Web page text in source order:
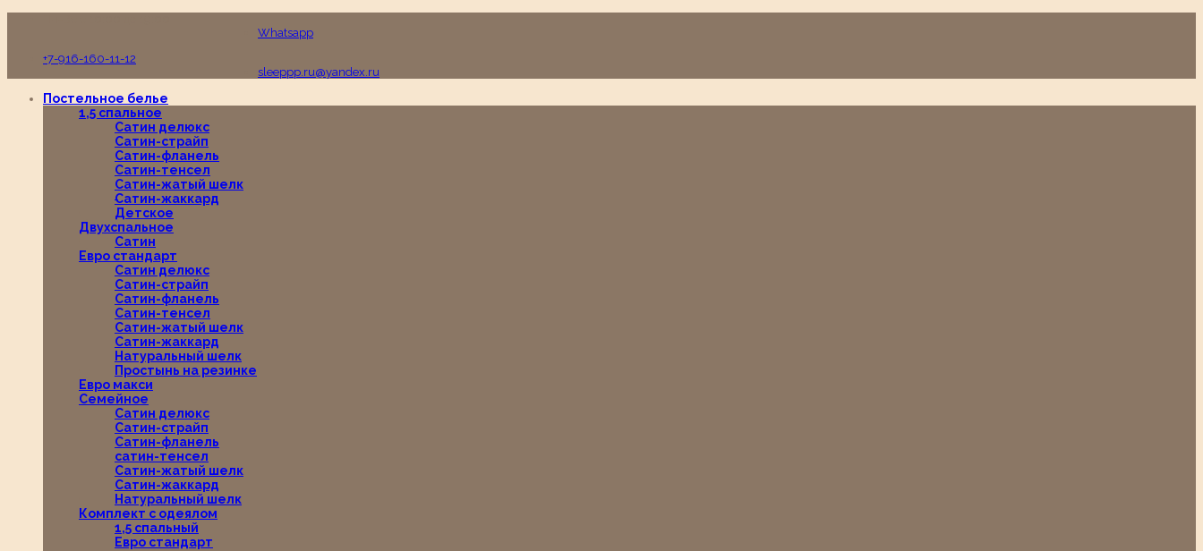
Whatsapp
+7-916-160-11-12
sleeppp.ru@yandex.ru
Постельное белье
1,5 спальное
Сатин делюкс
Сатин-страйп
Сатин-фланель
Сатин-тенсел
Сатин-жатый шелк
Сатин-жаккард
Детское
Двухспальное
Сатин
Евро стандарт
Сатин делюкс
Сатин-страйп
Сатин-фланель
Сатин-тенсел
Сатин-жатый шелк
Сатин-жаккард
Натуральный шелк
Простынь на резинке
Евро макси
Семейное
Сатин делюкс
Сатин-страйп
Сатин-фланель
сатин-тенсел
Сатин-жатый шелк
Сатин-жаккард
Натуральный шелк
Комплект с одеялом
1,5 спальный
Евро стандарт